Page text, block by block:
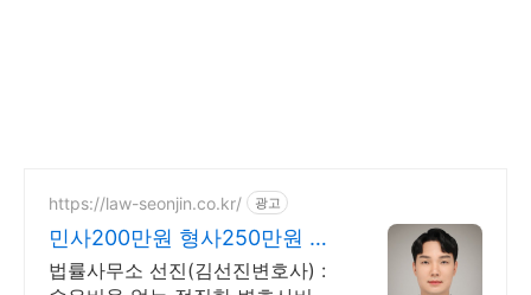
https://law-seonjin.co.kr/ 광고
민사200만원 형사250만원 변
호사선임비용 수임료 정찰제
법률사무소 선진(김선진변호사) :